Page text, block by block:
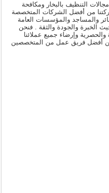
التنظيف بالبخار ومكافحة
من أفضل الشركات المتخصصة
والمساجد والمؤسسات العامة
الخبرة والجودة والثقة . فنحن
والحصرية وإرضاء جميع عملائنا
من أفضل فريق عمل من المتخصصين